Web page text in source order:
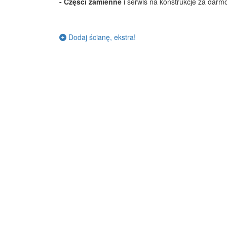
Dodaj ścianę, ekstra!